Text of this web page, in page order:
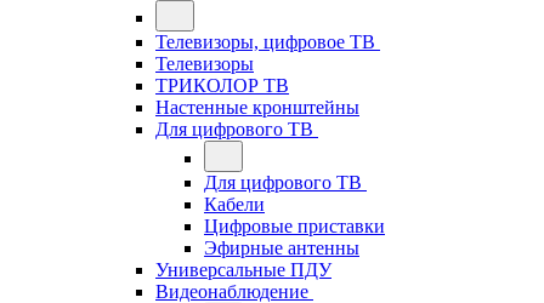
Телевизоры, цифровое ТВ
Телевизоры
ТРИКОЛОР ТВ
Настенные кронштейны
Для цифрового ТВ
Для цифрового ТВ
Кабели
Цифровые приставки
Эфирные антенны
Универсальные ПДУ
Видеонаблюдение